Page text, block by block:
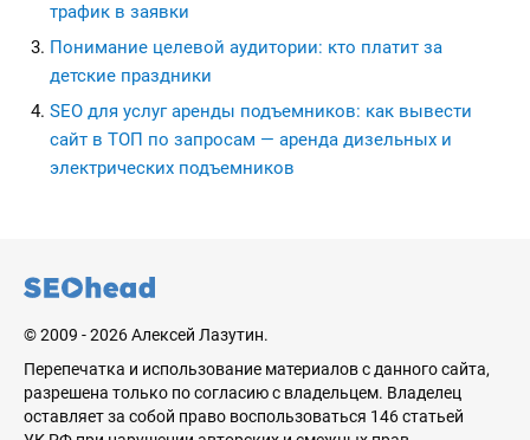
трафик в заявки
Понимание целевой аудитории: кто платит за
детские праздники
SEO для услуг аренды подъемников: как вывести
сайт в ТОП по запросам — аренда дизельных и
электрических подъемников
© 2009 - 2026 Алексей Лазутин.
Перепечатка и использование материалов с данного сайта,
разрешена только по согласию с владельцем. Владелец
оставляет за собой право воспользоваться 146 статьей